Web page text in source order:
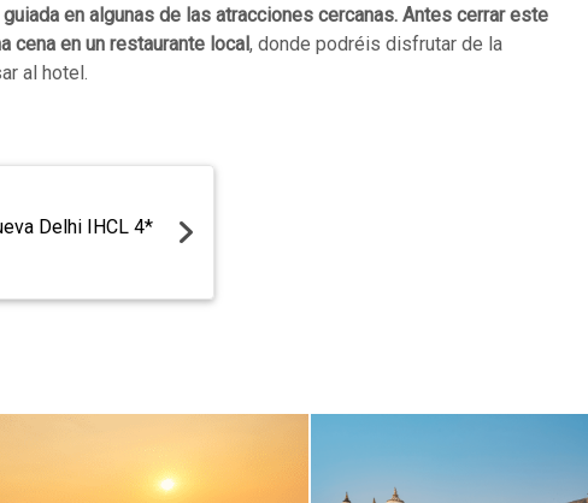
en algunas de las atracciones cercanas. Antes cerrar este
cena en un restaurante local , donde podréis disfrutar de la
al hotel.
Delhi IHCL 4*